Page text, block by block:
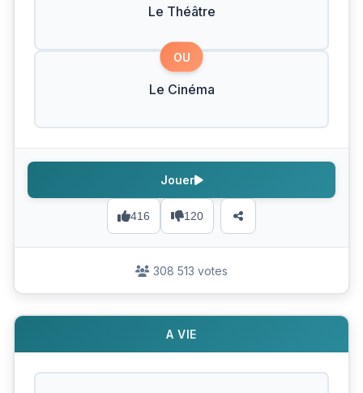
Le Théâtre
OU
Le Cinéma
416 120
Jouer
308 513 votes
A VIE